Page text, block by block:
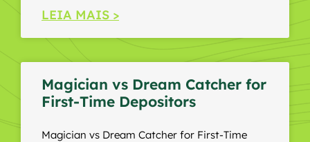
LEIA MAIS >
Magician vs Dream Catcher for
First-Time Depositors
Magician vs Dream Catcher for First-Time